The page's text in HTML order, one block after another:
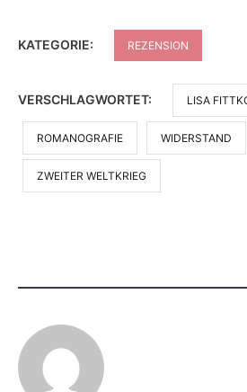
KATEGORIE: REZENSION
VERSCHLAGWORTET: LISA
ROMANOGRAFIE WIDERSTAND
ZWEITER WELTKRIEG